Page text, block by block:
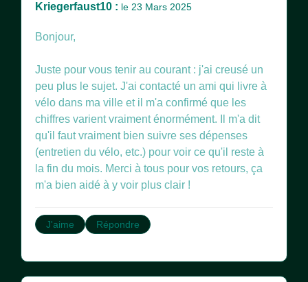
Kriegerfaust10 : le 23 Mars 2025
Bonjour,
Juste pour vous tenir au courant : j'ai creusé un
peu plus le sujet. J'ai contacté un ami qui livre à
vélo dans ma ville et il m'a confirmé que les
chiffres varient vraiment énormément. Il m'a dit
qu'il faut vraiment bien suivre ses dépenses
(entretien du vélo, etc.) pour voir ce qu'il reste à
la fin du mois. Merci à tous pour vos retours, ça
m'a bien aidé à y voir plus clair !
J'aime Répondre